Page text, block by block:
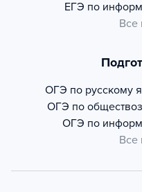
ЕГЭ по
Все
ОГЭ по русскому
ОГЭ по
ОГЭ по
Все